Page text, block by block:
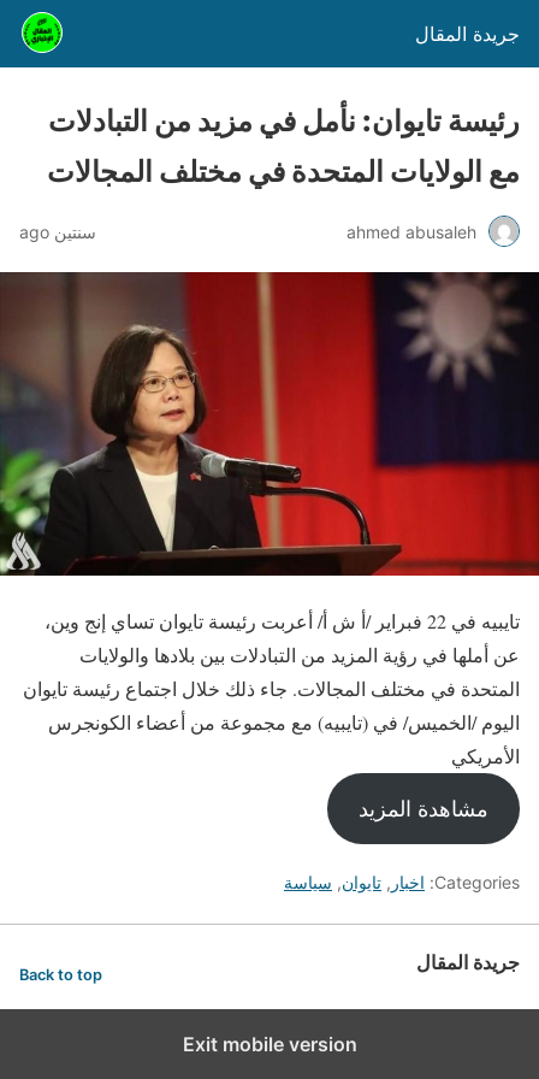
جريدة المقال
رئيسة تايوان: نأمل في مزيد من التبادلات
مع الولايات المتحدة في مختلف المجالات
ahmed abusaleh سنتين ago
تايبيه في 22 فبراير /أ ش أ/ أعربت رئيسة تايوان تساي إنج وين،
عن أملها في رؤية المزيد من التبادلات بين بلادها والولايات
المتحدة في مختلف المجالات. جاء ذلك خلال اجتماع رئيسة تايوان
اليوم /الخميس/ في (تايبيه) مع مجموعة من أعضاء الكونجرس
الأمريكي
مشاهدة المزيد
Categories: اخبار , تايوان, سياسة
جريدة المقال Back to top
Exit mobile version